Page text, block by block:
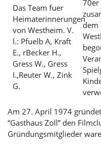
Das Team fuer
Heimaterinnerungen
von Westheim. V.
l.: Pfuelb A, Kraft
E., rBecker H.,
Gress W., Gress
I.,Reuter W., Zink
G.
70er
dem
Am 27. April 1974
“Gasthaus Zoll” den
Gründungsmitglieder